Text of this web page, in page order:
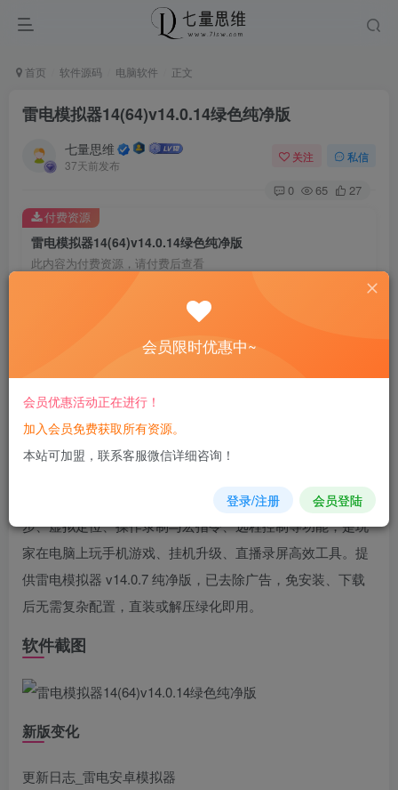
首页 软件源码 电脑软件 正文
雷电模拟器14(64)v14.0.14绿色纯净版
七量思维
37天前发布
关注 私信
0 65 27
雷电模拟器14(64)v14.0.14绿色纯净版
此内容为付费资源，请付费后查看
8.8
您当前未登录！建议登陆后购买，可保存购买订单
付费资源
软件介绍
14最新版采用Android 14内核，具备窗口同
步、虚拟定位、操作录制与宏指令、远程控制等功能，是玩
家在电脑上玩手机游戏、挂机升级、直播录屏高效工具。提
供雷电模拟器 v14.0.7 纯净版，已去除广告，免安装、下载
后无需复杂配置，直装或解压绿化即用。
软件截图
新版变化
更新日志_雷电安卓模拟器
会员限时优惠中~
会员优惠活动正在进行！
加入会员免费获取所有资源。
本站可加盟，联系客服微信详细咨询！
登录/注册 会员登陆